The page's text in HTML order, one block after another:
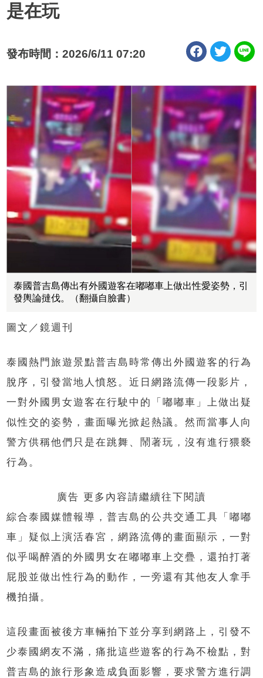
是在玩
發布時間：2026/6/11 07:20
泰國普吉島傳出有外國遊客在嘟嘟車上做出性愛姿勢，引
發輿論撻伐。（翻攝自臉書）
圖文／鏡週刊
泰國熱門旅遊景點普吉島時常傳出外國遊客的行為
脫序，引發當地人憤怒。近日網路流傳一段影片，
一對外國男女遊客在行駛中的「嘟嘟車」上做出疑
似性交的姿勢，畫面曝光掀起熱議。然而當事人向
警方供稱他們只是在跳舞、鬧著玩，沒有進行猥褻
行為。
廣告 更多內容請繼續往下閱讀
綜合泰國媒體報導，普吉島的公共交通工具「嘟嘟
車」疑似上演活春宮，網路流傳的畫面顯示，一對
似乎喝醉酒的外國男女在嘟嘟車上交疊，還拍打著
屁股並做出性行為的動作，一旁還有其他友人拿手
機拍攝。
這段畫面被後方車輛拍下並分享到網路上，引發不
少泰國網友不滿，痛批這些遊客的行為不檢點，對
普吉島的旅行形象造成負面影響，要求警方進行調